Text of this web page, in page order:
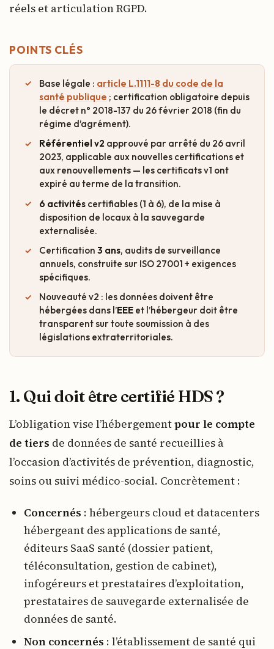
réels et articulation RGPD.
POINTS CLÉS
Base légale : article L.1111-8 du code de la
santé publique ; certification obligatoire depuis
le décret n° 2018-137 du 26 février 2018 (fin du
régime d’agrément).
Référentiel v2 approuvé par arrêté du 26 avril
2023, applicable aux nouvelles certifications et
aux renouvellements — les certificats v1 ont
expiré au terme de la transition.
6 activités certifiables (1 à 6), de la mise à
disposition de locaux à la sauvegarde
externalisée.
Certification 3 ans, audits de surveillance
annuels, construite sur ISO 27001 + exigences
spécifiques.
Nouveauté v2 : les données doivent être
hébergées dans l’EEE et l’hébergeur doit être
transparent sur toute soumission à des
législations extraterritoriales.
1. Qui doit être certifié HDS ?
L’obligation vise l’hébergementpour le compte
de tiers de données de santé recueillies à
l’occasion d’activités de prévention, diagnostic,
soins ou suivi médico-social. Concrètement :
Concernés : hébergeurs cloud et datacenters
hébergeant des applications de santé,
éditeurs SaaS santé (dossier patient,
téléconsultation, gestion de cabinet),
infogéreurs et prestataires d’exploitation,
prestataires de sauvegarde externalisée de
données de santé.
Non concernés : l’établissement de santé qui